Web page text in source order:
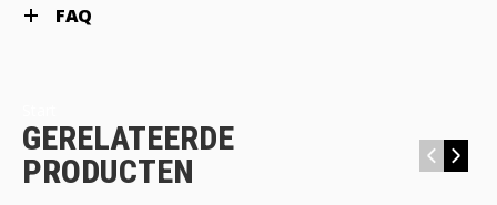
FAQ
GERELATEERDE
PRODUCTEN
‹ ›